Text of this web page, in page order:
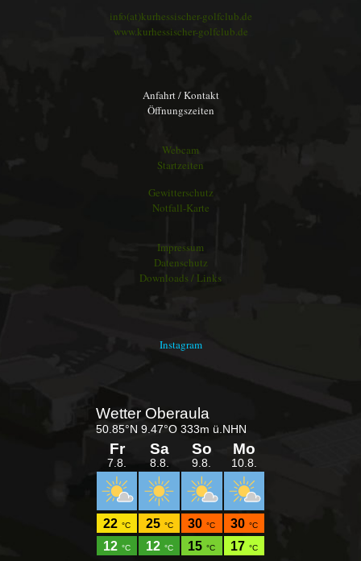
info(at)kurhessischer-golfclub.de
www.kurhessischer-golfclub.de
Anfahrt / Kontakt
Öffnungszeiten
Webcam
Startzeiten
Gewitterschutz
Notfall-Karte
Impressum
Datenschutz
Downloads / Links
Instagram